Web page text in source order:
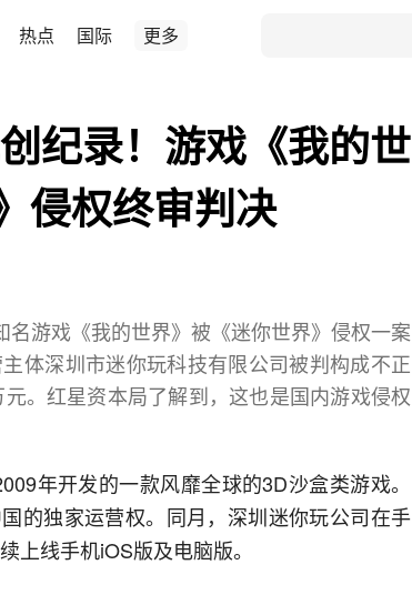
热点 国际 更多
纪录！游戏《我的世
侵权终审判决
游戏《我的世界》被《迷你世界》侵权一案
体深圳市迷你玩科技有限公司被判构成不正
。红星资本局了解到，这也是国内游戏侵权
年开发的一款风靡全球的3D沙盒类游戏。
的独家运营权。同月，深圳迷你玩公司在手
上线手机iOS版及电脑版。